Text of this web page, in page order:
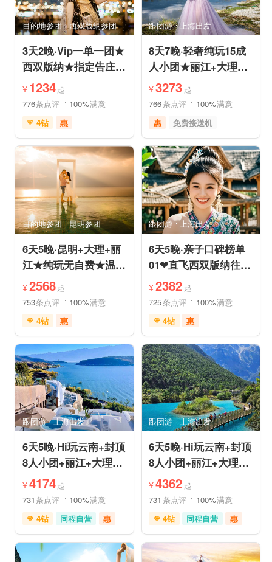
目的地参团 西双版纳参团
3天2晚·Vip一单一团★
西双版纳★指定告庄内
泳池酒店或温德姆国际
连锁
¥ 1234起
776条点评 100%满意
4钻
惠
充足自由时间
免费接送机
支持儿童入住
品质游
情侣游
祈福之旅
赏花之旅
森林公园
森林草原
特色民宿
亲子休闲
自由活动
目的地参团
昆明参团
6天5晚·昆明+大理+丽
江★纯玩无自费★温德
姆国际连锁酒店入住
¥2568起
753条点评 100%满意
4钻
惠
免费接送机
中文服务
管家服务
品质游
喀斯特地貌
滇池红嘴鸥
乡村趣游
古镇古村
雪山之旅
赏花之旅
美景探索
深度人文
世界遗产
摄影之旅
休闲度假
特色民宿
跟团游 上海出发
6天5晚·Hi玩云南+封顶
8人小团+丽江+大理
+泸沽湖+玉龙雪山+洱
海
¥4174起
731条点评 100%满意
4钻
同程自营
惠
充足自由时间
免费接送机
家庭游
品质游
休闲游
跟团游 上海出发
8天7晚·轻奢纯玩15成
人小团★丽江+大理
+香格里拉/泸沽湖★直
飞丽江
¥3273 起
766条点评 100%满意
惠
免费接送机
家庭游
祈福之旅
赏花之旅
摄影之旅
雪山之旅
自然山水
行车时长短
跟团游 上海出发
6天5晚·亲子口碑榜单
01❤直飞西双版纳往返
机票❤拼小团轻奢0购
物纯玩
¥2382 起
725条点评 100%满意
4钻
惠
免费接送机
中文服务
管家服务
品质游
情侣游
乡村趣游
古镇古村
动植物园
祈福之旅
森林公园
深度人文
世界遗产
摄影之旅
研学体验
休闲度假
特色民宿
跟团游 上海出发
6天5晚·Hi玩云南+封顶
8人小团+丽江+大理
+香格里拉+虎跳峡+洱
海
¥4362 起
731 条点评 100%满意
4钻
同程自营
惠
赠送旅拍
充足自由时间
免费接送机
家庭游
品质游
环游洱海